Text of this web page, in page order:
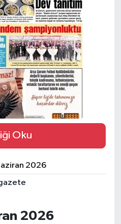
Oku
2026
2026